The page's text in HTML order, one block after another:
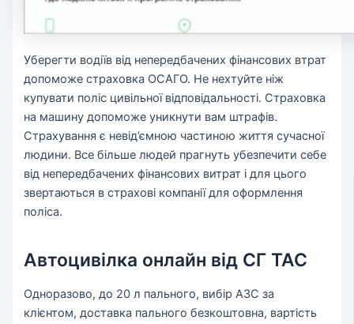
Уберегти водіїв від непередбачених фінансових втрат
допоможе страховка ОСАГО. Не нехтуйте ніж
купувати поліс цивільної відповідальності. Страховка
на машину допоможе уникнути вам штрафів.
Страхування є невід’ємною частиною життя сучасної
людини. Все більше людей прагнуть убезпечити себе
від непередбачених фінансових витрат і для цього
звертаються в страхові компанії для оформлення
поліса.
Автоцивілка онлайн від СГ ТАС
Одноразово, до 20 л пального, вибір АЗС за
клієнтом, доставка пального безкоштовна, вартість